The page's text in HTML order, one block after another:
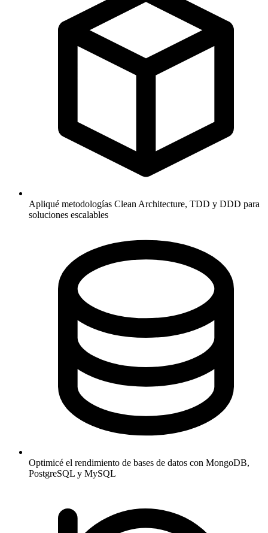
Apliqué metodologías Clean Architecture, TDD y DDD para
soluciones escalables
Optimicé el rendimiento de bases de datos con MongoDB,
PostgreSQL y MySQL